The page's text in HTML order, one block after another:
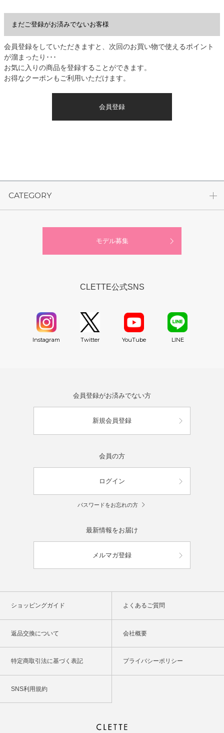
まだご登録がお済みでないお客様
会員登録をしていただきますと、次回のお買い物で使えるポイント
が溜まったり･･･
お気に入りの商品を登録することができます。
お得なクーポンもご利用いただけます。
会員登録
CATEGORY
モデル募集
CLETTE公式SNS
Instagram Twitter YouTube LINE
会員登録がお済みでない方
新規会員登録
会員の方
ログイン
パスワードをお忘れの方
最新情報をお届け
メルマガ登録
ショッピングガイド よくあるご質問
返品交換について 会社概要
特定商取引法に基づく表記 プライバシーポリシー
SNS利用規約